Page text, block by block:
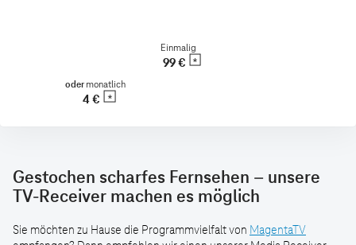
Einmalig
99 €
oder monatlich
4 €